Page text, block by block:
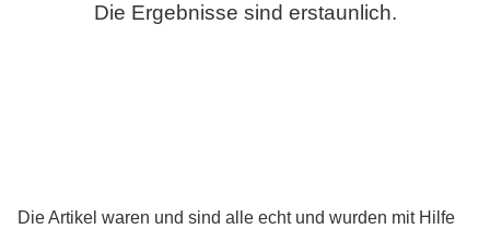
Die Ergebnisse sind erstaunlich.
Die Artikel waren und sind alle echt und wurden mit Hilfe